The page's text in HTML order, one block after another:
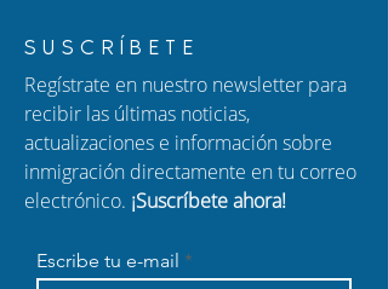
Cómo proteger a tu
familia: una guía para
padres de niños
ciudadanos
estadounidenses
SUSCRÍBETE
Regístrate en nuestro newsletter para
recibir las últimas noticias,
actualizaciones e información sobre
inmigración directamente en tu correo
electrónico. ¡Suscríbete ahora!
Escribe tu e-mail